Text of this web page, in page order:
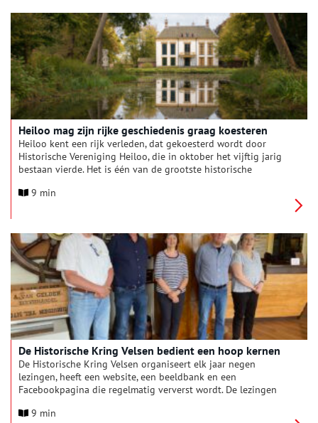
Heiloo mag zijn rijke geschiedenis graag koesteren
Heiloo kent een rijk verleden, dat gekoesterd wordt door
Historische Vereniging Heiloo, die in oktober het vijftig jarig
bestaan vierde. Het is één van de grootste historische
9 min
De Historische Kring Velsen bedient een hoop kernen
De Historische Kring Velsen organiseert elk jaar negen
lezingen, heeft een website, een beeldbank en een
Facebookpagina die regelmatig ververst wordt. De lezingen
ze nog wel gebruiken. Wij spraken met een aantal van deze
9 min